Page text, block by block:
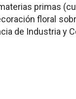
primas
floral
de Industria y